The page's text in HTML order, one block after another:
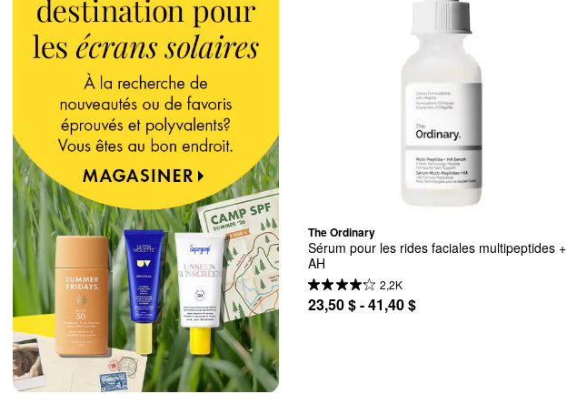
The Ordinary
Sérum pour les rides faciales multipeptides +
AH
2,2K
23,50 $ - 41,40 $